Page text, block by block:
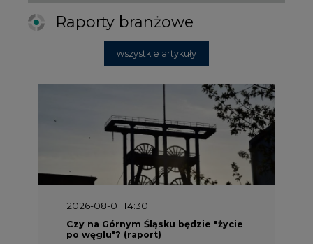
Raporty branżowe
wszystkie artykuły
2026-08-01 14:30
Czy na Górnym Śląsku będzie "życie
po węglu"? (raport)